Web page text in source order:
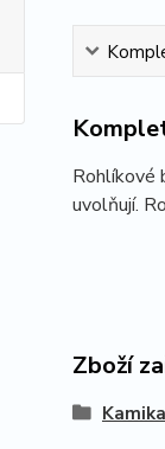
Rohlíkové
uvolňují.
Zboží